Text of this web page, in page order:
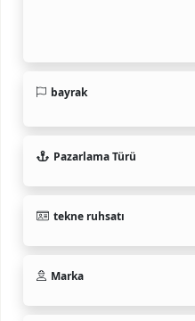
bayrak
Pazarlama Türü
tekne ruhsatı
Marka